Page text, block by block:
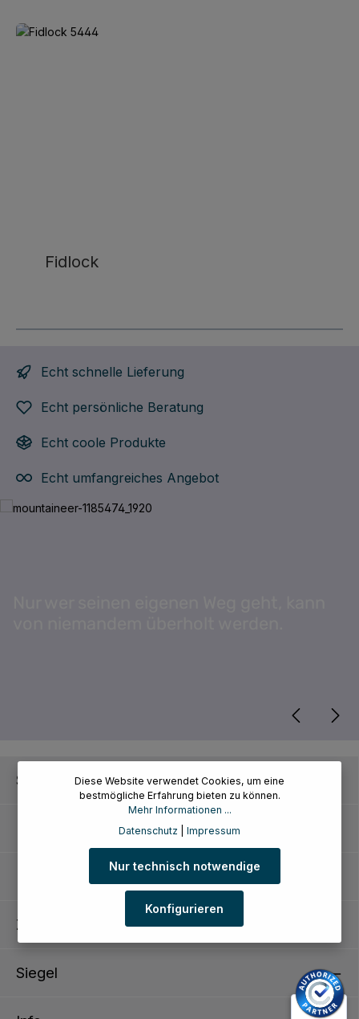
Fidlock
Fidlock
Echt schnelle Lieferung
Echt persönliche Beratung
Echt coole Produkte
Echt umfangreiches Angebot
Bildergalerie überspringen
Service-Hotline
Zahlungsarten
Siegel
Diese Website verwendet Cookies, um eine
bestmögliche Erfahrung bieten zu können.
Mehr Informationen ...
Datenschutz
Impressum
Nur technisch notwendige
Konfigurieren